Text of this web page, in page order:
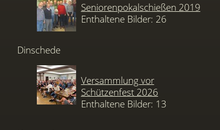
Seniorenpokalschießen 2019
Enthaltene Bilder: 26
Dinschede
Versammlung vor
Schützenfest 2026
Enthaltene Bilder: 13